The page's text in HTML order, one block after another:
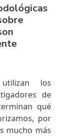
los
de
qué
por
mucho más